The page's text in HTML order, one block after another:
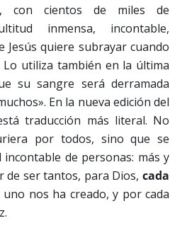
con cientos de miles de
inmensa, incontable,
Jesús quiere subrayar cuando
Lo utiliza también en la última
su sangre será derramada
En la nueva edición del
traducción más literal. No
por todos, sino que se
incontable de personas: más y
de ser tantos, para Dios, cada
uno nos ha creado, y por cada